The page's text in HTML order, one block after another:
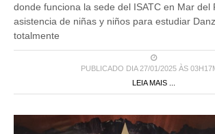
asistencia de niñas y niños para estudiar
totalmente
PUBLICADO DIA 27/01/2025 ÀS
LEIA MAIS ...